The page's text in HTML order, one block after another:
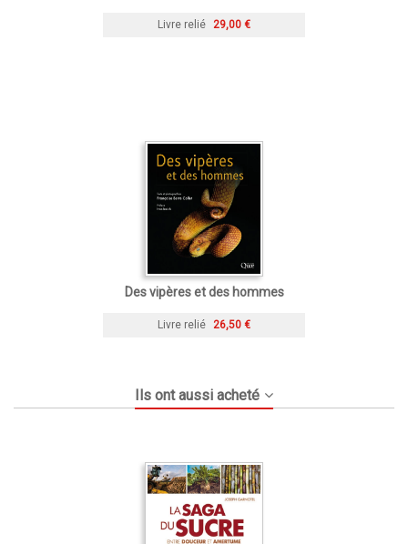
Livre relié 29,00 €
Des vipères et des hommes
Livre relié 26,50 €
Ils ont aussi acheté